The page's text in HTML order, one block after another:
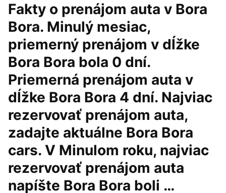
Fakty o prenájom auta v Bora
Bora. Minulý mesiac,
priemerný prenájom v dĺžke
Bora Bora bola 0 dní.
Priemerná prenájom auta v
dĺžke Bora Bora 4 dní. Najviac
rezervovať prenájom auta,
zadajte aktuálne Bora Bora
cars. V Minulom roku, najviac
rezervovať prenájom auta
napíšte Bora Bora boli …